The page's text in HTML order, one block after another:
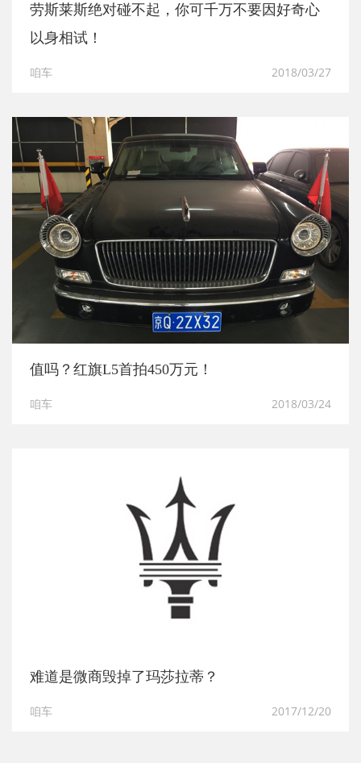
劳斯莱斯绝对碰不起，你可千万不要因好奇心
以身相试！
咱车 2018/03/27
值吗？红旗L5首拍450万元！
咱车 2018/03/24
难道是微商毁掉了玛莎拉蒂？
咱车 2017/12/20